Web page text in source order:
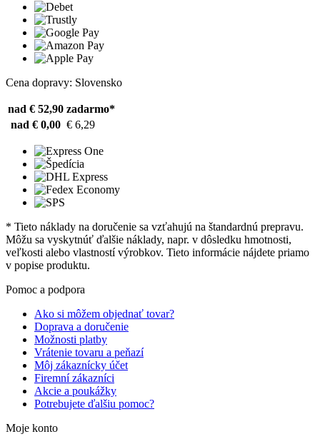
Cena dopravy: Slovensko
nad € 52,90 zadarmo*
nad € 0,00 € 6,29
* Tieto náklady na doručenie sa vzťahujú na štandardnú prepravu.
Môžu sa vyskytnúť ďalšie náklady, napr. v dôsledku hmotnosti,
veľkosti alebo vlastností výrobkov. Tieto informácie nájdete priamo
v popise produktu.
Pomoc a podpora
Ako si môžem objednať tovar?
Doprava a doručenie
Možnosti platby
Vrátenie tovaru a peňazí
Môj zákaznícky účet
Firemní zákazníci
Akcie a poukážky
Potrebujete ďalšiu pomoc?
Moje konto